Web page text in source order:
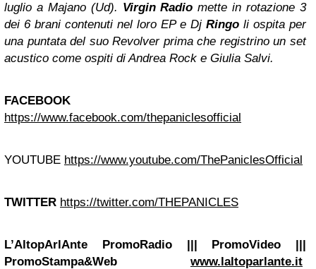
luglio a Majano (Ud). Virgin Radio mette in rotazione 3
dei 6 brani contenuti nel loro EP e Dj Ringo li ospita per
una puntata del suo Revolver prima che registrino un set
acustico come ospiti di Andrea Rock e Giulia Salvi.
FACEBOOK
https://www.facebook.com/thepaniclesofficial
YOUTUBE https://www.youtube.com/ThePaniclesOfficial
TWITTER https://twitter.com/THEPANICLES
L’AltopArlAnte PromoRadio ||| PromoVideo |||
PromoStampa&Web www.laltoparlante.it